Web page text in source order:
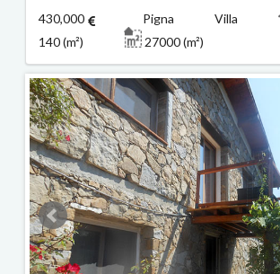
430,000
Pigna Villa
140 (m²)
27000 (m²)